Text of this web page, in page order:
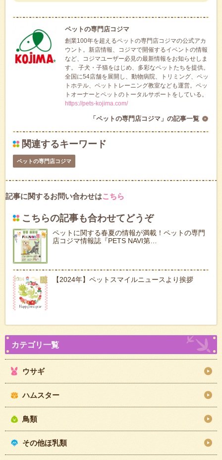
ペットの専門店コジマ
創業100年を超えるペットの専門店コジマの公式アカ
ウント。新店情報、コジマで開催するイベントの情報
など、コジマユーザー必見の最新情報をお知らせしま
す。 子犬・子猫をはじめ、多彩なペットたちを提供。
全国に54店舗を展開し、動物病院、トリミング、ペッ
トホテル、ペットトレーニング教室なども運営。ペッ
トオーナーとペットのトータルサポートをしている。
https://pets-kojima.com/
「ペットの専門店コジマ」の記事一覧
関連するキーワード
ペットの専門店コジマ
記事に関するお問い合わせはこちら
こちらの記事も合わせてどうぞ
ペットに関する春夏の情報が満載！ペットの専門
店コジマ情報誌『PETS NAVI第…
【2024年】ペットスマイルニュースより挨拶
ウサギ
ハムスター
鳥類
その他ほ乳類